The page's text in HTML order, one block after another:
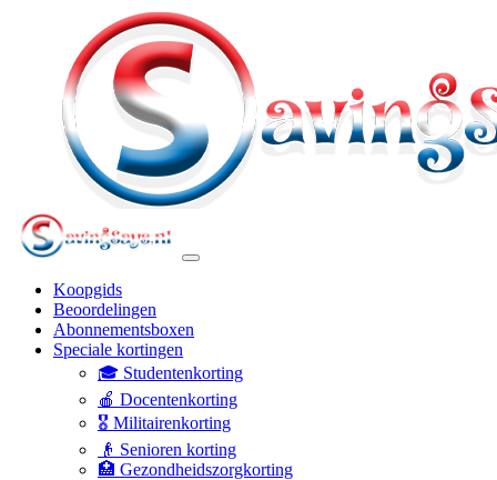
Koopgids
Beoordelingen
Abonnementsboxen
Speciale kortingen
🎓 Studentenkorting
🍎 Docentenkorting
🎖️ Militairenkorting
👴 Senioren korting
🏥 Gezondheidszorgkorting